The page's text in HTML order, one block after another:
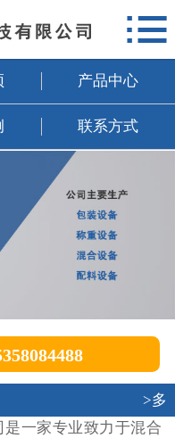
网站首页
新闻资讯
成功案例
联系方式

产品中心
联系方式
>多
一家专业致力于混合